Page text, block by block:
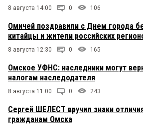
8 августа 14:00 0 106
Омичей поздравили с Днем города
китайцы и жители российских
8 августа 12:30 0 165
Омское УФНС: наследники могут
налогам наследодателя
8 августа 11:00 0 243
Сергей ШЕЛЕСТ вручил знаки
гражданам Омска